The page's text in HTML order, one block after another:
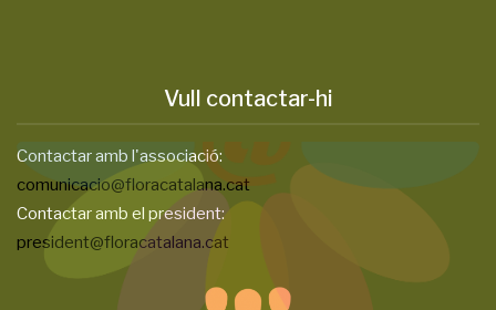
Vull contactar-hi
Contactar amb l'associació:
comunicacio@floracatalana.cat
Contactar amb el president:
president@floracatalana.cat